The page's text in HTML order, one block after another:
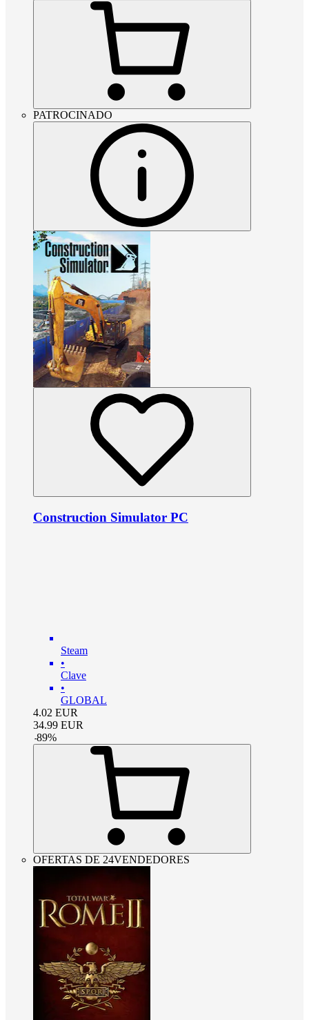
PATROCINADO
Construction Simulator PC
Steam
•
Clave
•
GLOBAL
4.02 EUR
34.99 EUR
-89%
OFERTAS DE 24VENDEDORES